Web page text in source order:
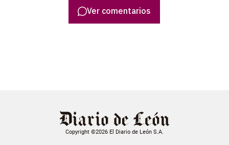
Ver comentarios
Copyright ©2026 El Diario de León S.A.